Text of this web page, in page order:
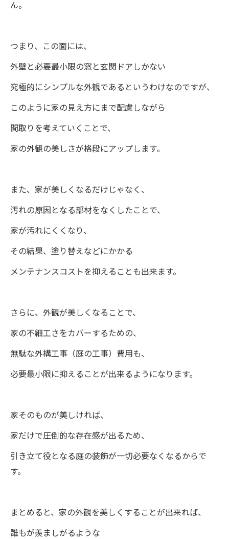
ん。
つまり、この面には、
外壁と必要最小限の窓と玄関ドアしかない
究極的にシンプルな外観であるというわけなのですが、
このように家の見え方にまで配慮しながら
間取りを考えていくことで、
家の外観の美しさが格段にアップします。
また、家が美しくなるだけじゃなく、
汚れの原因となる部材をなくしたことで、
家が汚れにくくなり、
その結果、塗り替えなどにかかる
メンテナンスコストを抑えることも出来ます。
さらに、外観が美しくなることで、
家の不細工さをカバーするための、
無駄な外構工事（庭の工事）費用も、
必要最小限に抑えることが出来るようになります。
家そのものが美しければ、
家だけで圧倒的な存在感が出るため、
引き立て役となる庭の装飾が一切必要なくなるからで
す。
まとめると、家の外観を美しくすることが出来れば、
誰もが羨ましがるような